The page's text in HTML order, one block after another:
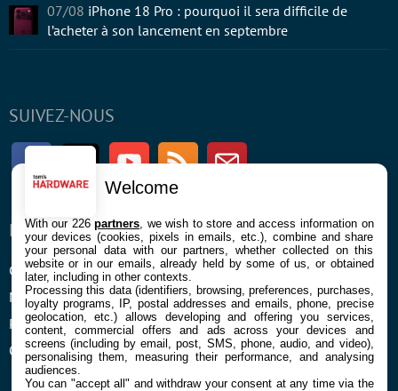
SUIVEZ-NOUS
FacebookTwitter Youtube RSS Newsletter
ENTREPRISE
Confidentialité et Cookies
Mentions légales et CGU
Préférences Cookies
Qui sommes nous
À PROPOS
Contact
07/08 iPhone 18 Pro : pourquoi il sera difficile de
l’acheter à son lancement en septembre
Welcome
With our 226partners , we wish to store and access information on
your devices (cookies, pixels in emails, etc.), combine and share
your personal data with our partners, whether collected on this
website or in our emails, already held by some of us, or obtained
later, including in other contexts.
Processing this data (identifiers, browsing, preferences, purchases,
loyalty programs, IP, postal addresses and emails, phone, precise
geolocation, etc.) allows developing and offering you services,
content, commercial offers and ads across your devices and
screens (including by email, post, SMS, phone, audio, and video),
personalising them, measuring their performance, and analysing
audiences.
You can "accept all" and withdraw your consent at any time via the